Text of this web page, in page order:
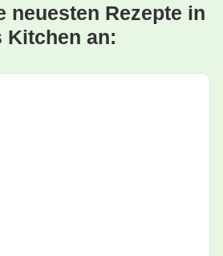
neuesten Rezepte in
Kitchen an: